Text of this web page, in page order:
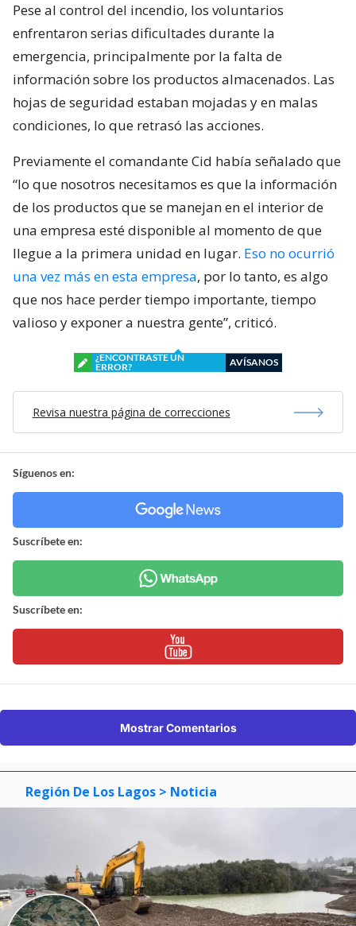
Pese al control del incendio, los voluntarios
enfrentaron serias dificultades durante la
emergencia, principalmente por la falta de
información sobre los productos almacenados. Las
hojas de seguridad estaban mojadas y en malas
condiciones, lo que retrasó las acciones.
Previamente el comandante Cid había señalado que
“lo que nosotros necesitamos es que la información
de los productos que se manejan en el interior de
una empresa esté disponible al momento de que
llegue a la primera unidad en lugar. Eso no ocurrió
una vez más en esta empresa, por lo tanto, es algo
que nos hace perder tiempo importante, tiempo
valioso y exponer a nuestra gente”, criticó.
¿ENCONTRASTE UN
ERROR?
AVÍSANOS
Revisa nuestra página de correcciones
Síguenos en:
Suscríbete en:
Suscríbete en:
Mostrar Comentarios
Región De Los Lagos > Noticia